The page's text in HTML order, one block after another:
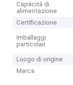
Capacità di
alimentazione
Certificazione
Imballaggi
particolari
Luogo di origine
Marca